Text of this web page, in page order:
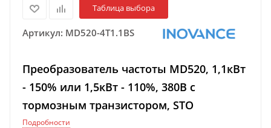
Таблица выбора
Артикул: MD520-4T1.1BS
Преобразователь частоты MD520, 1,1кВт
- 150% или 1,5кВт - 110%, 380В с
тормозным транзистором, STO
Подробности